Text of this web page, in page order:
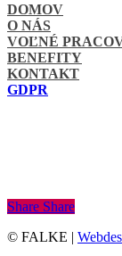
DOMOV
O NÁS
VOĽNÉ
BENEFITY
KONTAKT
GDPR
Share Share
© FALKE |